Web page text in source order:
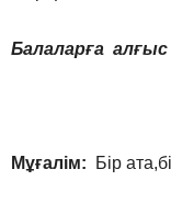
Балаларға
Мұғалім: Бір